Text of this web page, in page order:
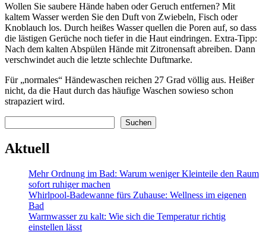
Wollen Sie saubere Hände haben oder Geruch entfernen? Mit
kaltem Wasser werden Sie den Duft von Zwiebeln, Fisch oder
Knoblauch los. Durch heißes Wasser quellen die Poren auf, so dass
die lästigen Gerüche noch tiefer in die Haut eindringen. Extra-Tipp:
Nach dem kalten Abspülen Hände mit Zitronensaft abreiben. Dann
verschwindet auch die letzte schlechte Duftmarke.
Für „normales“ Händewaschen reichen 27 Grad völlig aus. Heißer
nicht, da die Haut durch das häufige Waschen sowieso schon
strapaziert wird.
Suchen
Aktuell
Mehr Ordnung im Bad: Warum weniger Kleinteile den Raum
sofort ruhiger machen
Whirlpool-Badewanne fürs Zuhause: Wellness im eigenen
Bad
Warmwasser zu kalt: Wie sich die Temperatur richtig
einstellen lässt